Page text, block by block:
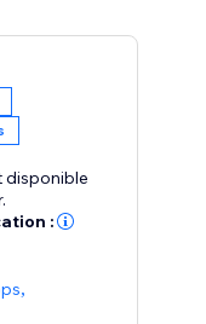
disponible
:
,